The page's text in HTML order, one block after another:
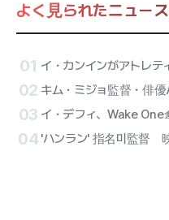
よく見られたニュース
01
02
03
04